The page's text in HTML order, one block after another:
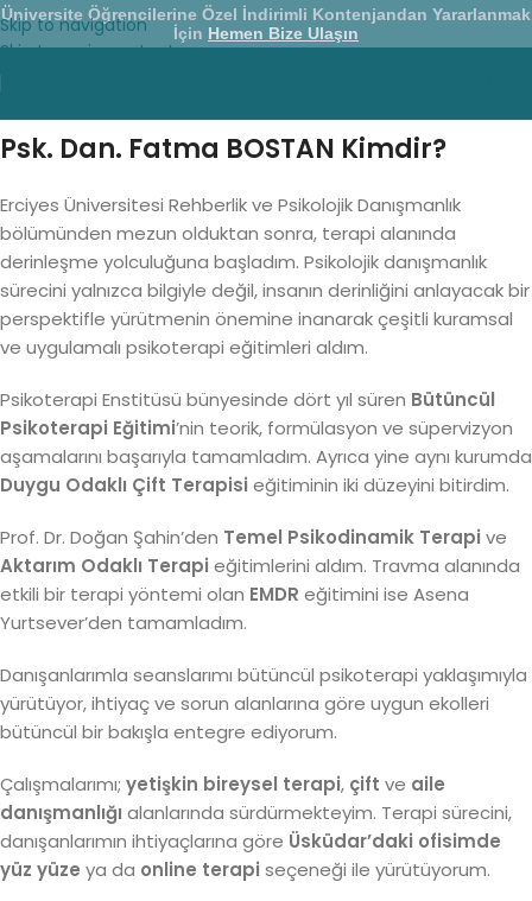
Skip to navigation
Skip to main content
Üniversite Öğrencilerine Özel İndirimli Kontenjandan Yararlanmak
İçin Hemen Bize Ulaşın
Psk. Dan. Fatma BOSTAN Kimdir?
Erciyes Üniversitesi Rehberlik ve Psikolojik Danışmanlık
bölümünden mezun olduktan sonra, terapi alanında
derinleşme yolculuğuna başladım. Psikolojik danışmanlık
sürecini yalnızca bilgiyle değil, insanın derinliğini anlayacak bir
perspektifle yürütmenin önemine inanarak çeşitli kuramsal
ve uygulamalı psikoterapi eğitimleri aldım.
Psikoterapi Enstitüsü bünyesinde dört yıl süren Bütüncül
Psikoterapi Eğitimi’nin teorik, formülasyon ve süpervizyon
aşamalarını başarıyla tamamladım. Ayrıca yine aynı kurumda
Duygu Odaklı Çift Terapisi eğitiminin iki düzeyini bitirdim.
Prof. Dr. Doğan Şahin’den Temel Psikodinamik Terapi ve
Aktarım Odaklı Terapi eğitimlerini aldım. Travma alanında
etkili bir terapi yöntemi olan EMDR eğitimini ise Asena
Yurtsever’den tamamladım.
Danışanlarımla seanslarımı bütüncül psikoterapi yaklaşımıyla
yürütüyor, ihtiyaç ve sorun alanlarına göre uygun ekolleri
bütüncül bir bakışla entegre ediyorum.
Çalışmalarımı; yetişkin bireysel terapi, çift ve aile
danışmanlığı alanlarında sürdürmekteyim. Terapi sürecini,
danışanlarımın ihtiyaçlarına göre Üsküdar’daki ofisimde
yüz yüze ya da online terapi seçeneği ile yürütüyorum.